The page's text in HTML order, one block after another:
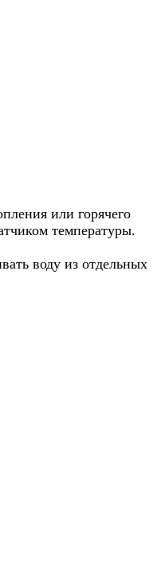
или горячего
температуры.
воду из отдельных